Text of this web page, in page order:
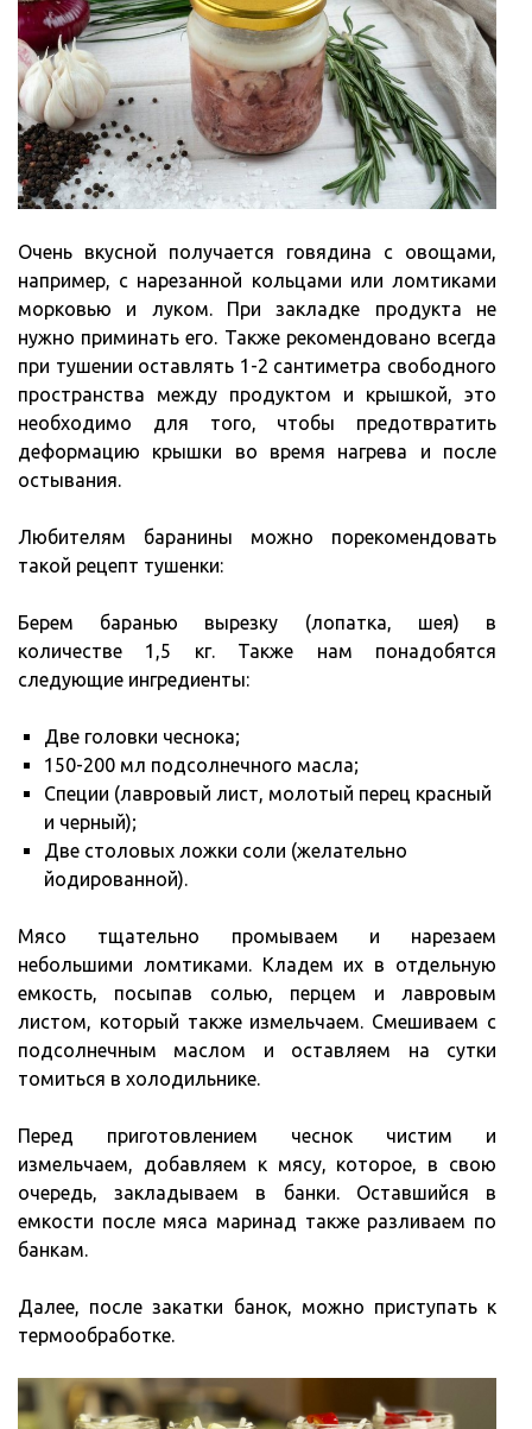
Очень вкусной получается говядина с овощами,
например, с нарезанной кольцами или ломтиками
морковью и луком. При закладке продукта не
нужно приминать его. Также рекомендовано всегда
при тушении оставлять 1-2 сантиметра свободного
пространства между продуктом и крышкой, это
необходимо для того, чтобы предотвратить
деформацию крышки во время нагрева и после
остывания.
Любителям баранины можно порекомендовать
такой рецепт тушенки:
Берем баранью вырезку (лопатка, шея) в
количестве 1,5 кг. Также нам понадобятся
следующие ингредиенты:
Две головки чеснока;
150-200 мл подсолнечного масла;
Специи (лавровый лист, молотый перец красный
и черный);
Две столовых ложки соли (желательно
йодированной).
Мясо тщательно промываем и нарезаем
небольшими ломтиками. Кладем их в отдельную
емкость, посыпав солью, перцем и лавровым
листом, который также измельчаем. Смешиваем с
подсолнечным маслом и оставляем на сутки
томиться в холодильнике.
Перед приготовлением чеснок чистим и
измельчаем, добавляем к мясу, которое, в свою
очередь, закладываем в банки. Оставшийся в
емкости после мяса маринад также разливаем по
банкам.
Далее, после закатки банок, можно приступать к
термообработке.